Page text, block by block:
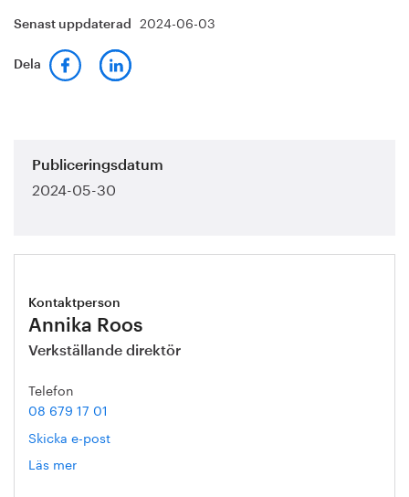
Senast uppdaterad 2024-06-03
Dela
Publiceringsdatum
2024-05-30
Kontaktperson
Annika Roos
Verkställande direktör
Telefon
08 679 17 01
Skicka e-post
Läs mer